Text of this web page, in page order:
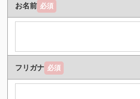
お名前 必須
フリガナ 必須